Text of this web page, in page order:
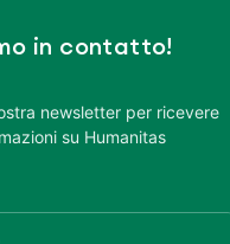
in contatto!
newsletter per ricevere
su Humanitas